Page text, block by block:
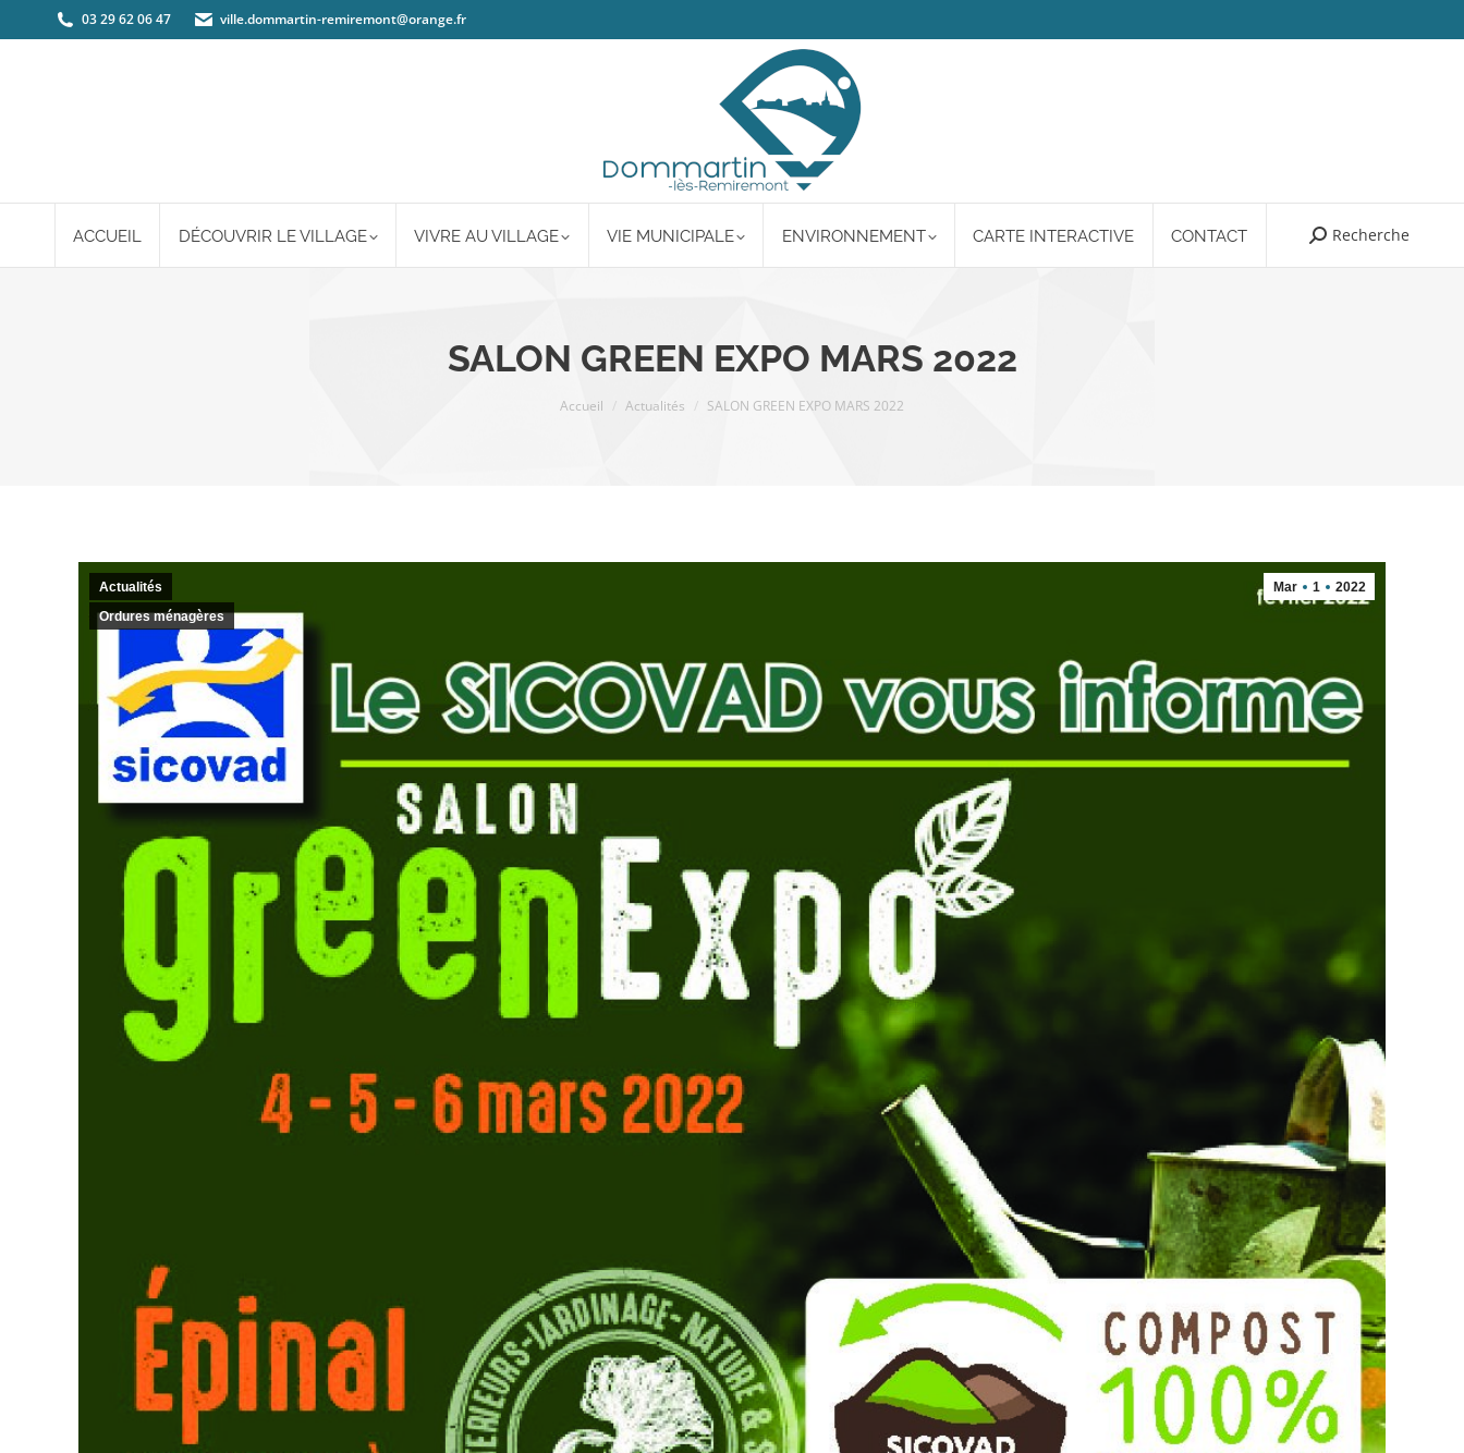
03 29 62 06 47 ville.dommartin-remiremont@orange.fr
ACCUEIL DÉCOUVRIR LE VILLAGE VIVRE AU VILLAGE VIE MUNICIPALE ENVIRONNEMENT CARTE INTERACTIVE CONTACT Search:
Recherche
SALON GREEN EXPO MARS 2022
Accueil Actualités SALON GREEN EXPO MARS 2022
Mar 1 2022
Actualités
Ordures ménagères